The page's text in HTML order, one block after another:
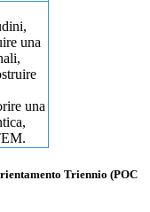
una
una
Triennio (POC